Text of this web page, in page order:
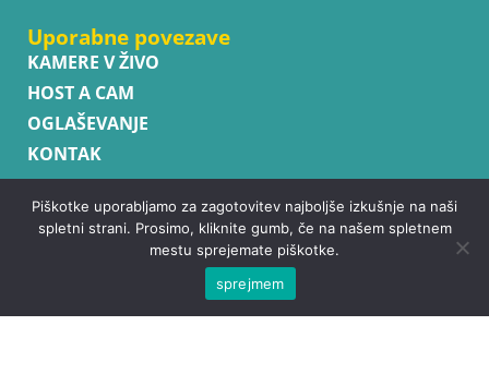
OGLAŠEVANJE
KONTAK
Vpiši se
Subscribe
Copyright © WhatsupCams 2016 - 2026. All right reserved.
Piškotke uporabljamo za zagotovitev najboljše izkušnje na naši
spletni strani. Prosimo, kliknite gumb, če na našem spletnem
mestu sprejemate piškotke.
sprejmem